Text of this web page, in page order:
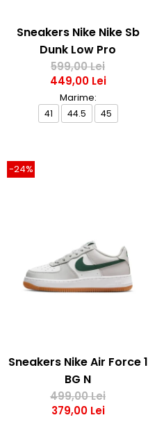
Sneakers Nike Nike Sb
Dunk Low Pro
599,00 Lei
449,00 Lei
Marime:
41 44.5 45
-24%
Sneakers Nike Air Force 1
BG N
499,00 Lei
379,00 Lei